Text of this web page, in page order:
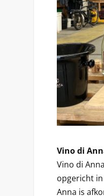
Vino di
Vino di
opgericht
Anna is